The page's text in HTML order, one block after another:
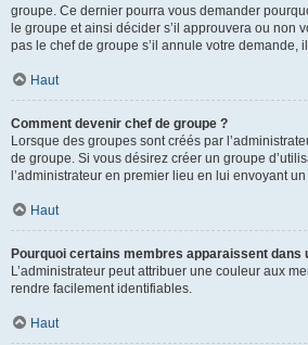
groupe. Ce dernier pourra vous demander
le groupe et ainsi décider s’il approuvera ou non
pas le chef de groupe s’il annule votre demande,
Haut
Comment devenir chef de groupe ?
Lorsque des groupes sont créés par
de groupe. Si vous désirez créer un groupe
l’administrateur en premier lieu en lui envoyant
Haut
Pourquoi certains membres apparaissent dans
L’administrateur peut attribuer une couleur aux
rendre facilement identifiables.
Haut